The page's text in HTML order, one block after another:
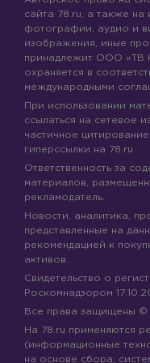
сайта 78.ru, а также на
фотографии, аудио и
изображения, иные
принадлежит ООО «ТВ
охраняется в
международными
При использовании
ссылаться на сетевое
частичное
гиперссылки на 78.ru
Ответственность за
материалов,
рекламодатель.
Новости, аналитика,
представленные на
рекомендацией к
активов.
Свидетельство о
Роскомнадзором
Все права защищены
На 78.ru применяются
(информационные
на основе сбора,